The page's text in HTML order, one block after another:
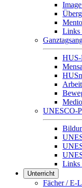
Links
HUS-
Mensa
UNESCO-
Links
Unterricht
Fächer / E-